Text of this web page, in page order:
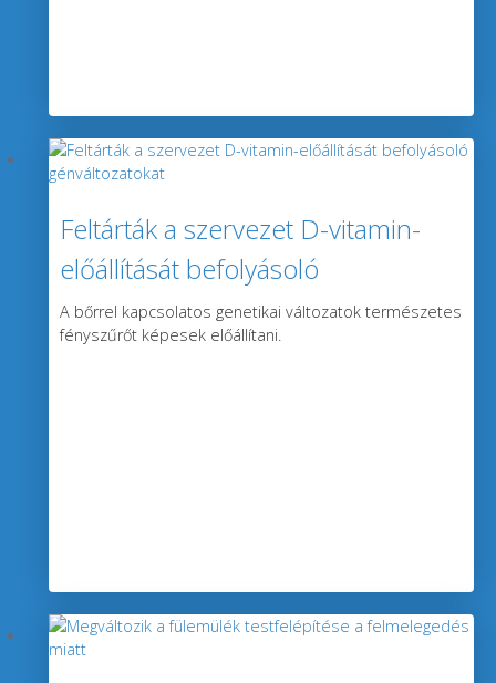
Feltárták a szervezet D-vitamin-
előállítását befolyásoló
génváltozatokat
A bőrrel kapcsolatos genetikai változatok természetes
fényszűrőt képesek előállítani.